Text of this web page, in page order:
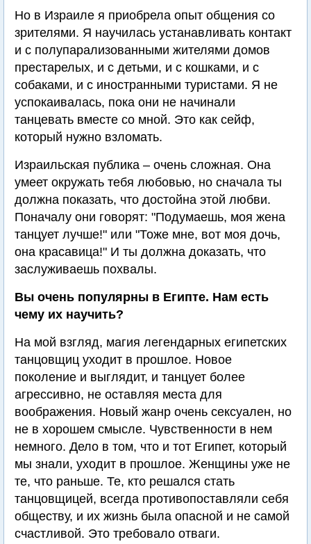
Но в Израиле я приобрела опыт общения со
зрителями. Я научилась устанавливать контакт
и с полупарализованными жителями домов
престарелых, и с детьми, и с кошками, и с
собаками, и с иностранными туристами. Я не
успокаивалась, пока они не начинали
танцевать вместе со мной. Это как сейф,
который нужно взломать.
Израильская публика – очень сложная. Она
умеет окружать тебя любовью, но сначала ты
должна показать, что достойна этой любви.
Поначалу они говорят: "Подумаешь, моя жена
танцует лучше!" или "Тоже мне, вот моя дочь,
она красавица!" И ты должна доказать, что
заслуживаешь похвалы.
Вы очень популярны в Египте. Нам есть
чему их научить?
На мой взгляд, магия легендарных египетских
танцовщиц уходит в прошлое. Новое
поколение и выглядит, и танцует более
агрессивно, не оставляя места для
воображения. Новый жанр очень сексуален, но
не в хорошем смысле. Чувственности в нем
немного. Дело в том, что и тот Египет, который
мы знали, уходит в прошлое. Женщины уже не
те, что раньше. Те, кто решался стать
танцовщицей, всегда противопоставляли себя
обществу, и их жизнь была опасной и не самой
счастливой. Это требовало отваги.